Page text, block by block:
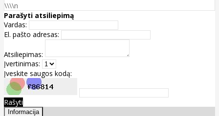
\\\\n
Parašyti atsiliepimą
Vardas:
El. pašto adresas:
Atsiliepimas:
Įvertinimas:
Įveskite saugos kodą:
Rašyti
Informacija